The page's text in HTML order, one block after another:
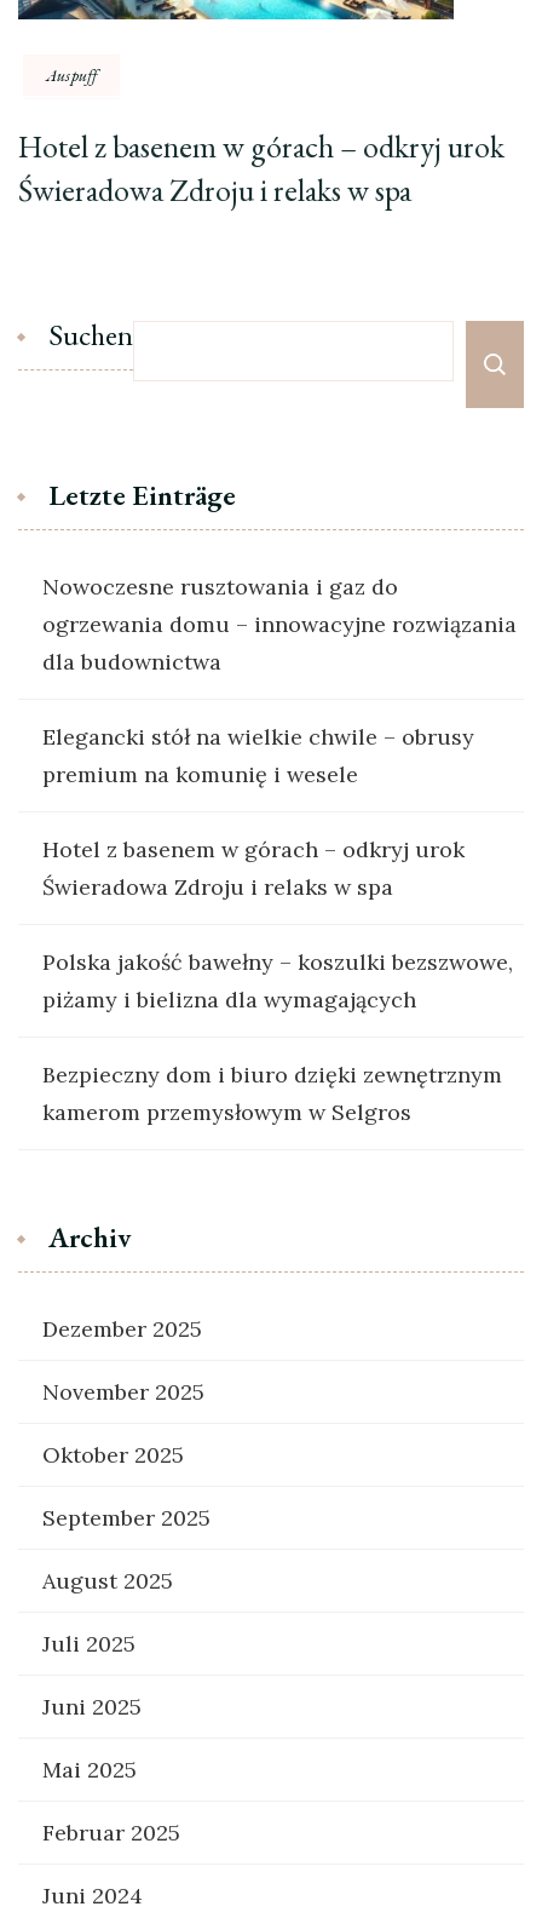
Auspuff
Hotel z basenem w górach – odkryj urok
Świeradowa Zdroju i relaks w spa
Suchen
Letzte Einträge
Nowoczesne rusztowania i gaz do
ogrzewania domu – innowacyjne rozwiązania
dla budownictwa
Elegancki stół na wielkie chwile – obrusy
premium na komunię i wesele
Hotel z basenem w górach – odkryj urok
Świeradowa Zdroju i relaks w spa
Polska jakość bawełny – koszulki bezszwowe,
piżamy i bielizna dla wymagających
Bezpieczny dom i biuro dzięki zewnętrznym
kamerom przemysłowym w Selgros
Archiv
Dezember 2025
November 2025
Oktober 2025
September 2025
August 2025
Juli 2025
Juni 2025
Mai 2025
Februar 2025
Juni 2024